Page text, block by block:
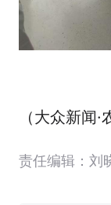
（大众新闻
责任编辑：刘